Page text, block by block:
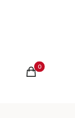
Produkty w
Koszyk